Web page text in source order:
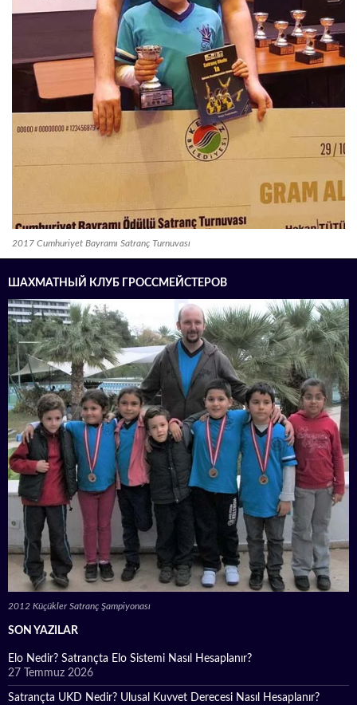
2017 Cumhuriyet Bayramı Satranç Turnuvası
ШАХМАТНЫЙ КЛУБ ГРОССМЕЙСТЕРОВ
2012 Küçükler Satranç Şampiyonası
SON YAZILAR
Elo Nedir? Satrançta Elo Sistemi Nasıl Hesaplanır?
27 Temmuz 2026
Satrançta UKD Nedir? Ulusal Kuvvet Derecesi Nasıl Hesaplanır?